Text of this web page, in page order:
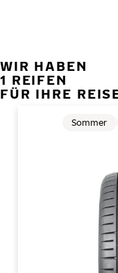
WIR HABEN
1 REIFEN
FÜR IHRE
Sommer